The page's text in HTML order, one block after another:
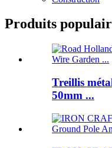
Produits
Treillis
50mm ...